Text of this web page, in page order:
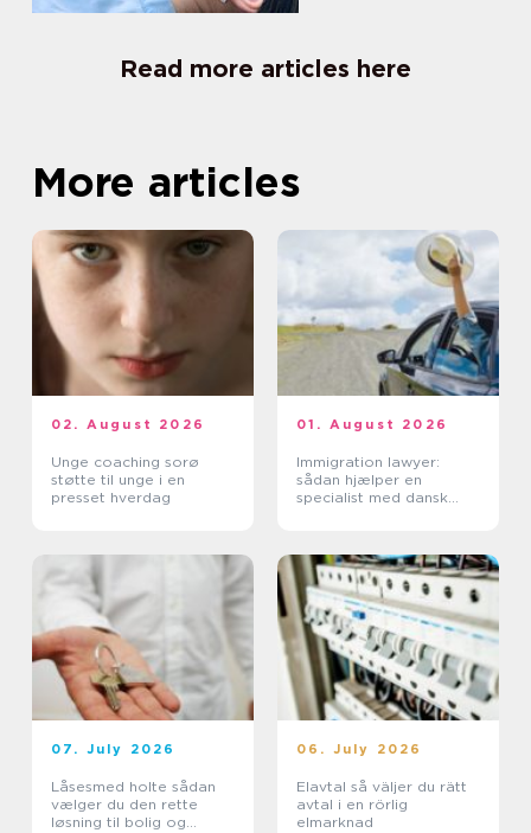
Read more articles here
More articles
02. August 2026
Unge coaching sorø
støtte til unge i en
presset hverdag
01. August 2026
Immigration lawyer:
sådan hjælper en
specialist med dansk
07. July 2026
Låsesmed holte sådan
vælger du den rette
løsning til bolig og
06. July 2026
Elavtal så väljer du rätt
avtal i en rörlig
elmarknad